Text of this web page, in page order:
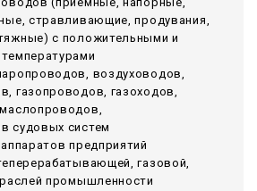
стравливающие, продувания,
с положительными и
воздуховодов,
газопроводов, газоходов,
судовых систем
предприятий
газовой,
промышленности